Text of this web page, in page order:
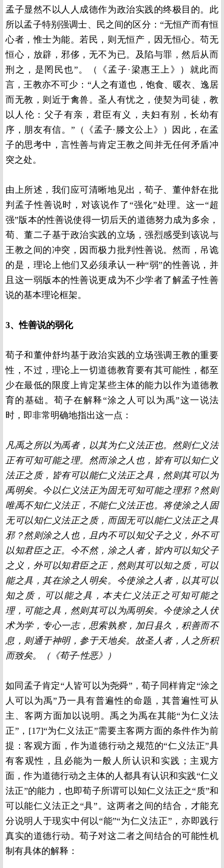
孟子显然不以人人成德作为政治实践的终极目的。此
所以孟子特别强调士、民之间的区分：“无恒产而有恒
心者，惟士为能。若民，则无恒产，因无恒心。苟无
恒心，放辟，邪侈，无不为已。及陷与罪，然后从而
刑之，是罔民也”。（《孟子·梁惠王上》）就此而
言，王教亦不可少：“人之有道也，饱食、暖衣、逸居
而无教，则近于禽兽。圣人有忧之，使契为司徒，教
以人伦：父子有亲，君臣有义，夫妇有别，长幼有
序，朋友有信。”（《孟子·滕文公上》）因此，在孟
子的思考中，言性善与肯定王教之间并无任何矛盾冲
突之处。
由上所述，我们应可清晰地见出，荀子、董仲舒在批
判孟子性善说时，对该说作了“强化”处理。这一“超
强”版本的性善说使得一切后天的道德努力成为多余，
荀、董二子基于政治实践的立场，强烈感受到该说与
王教之间的冲突，因而极力批判性善说。然而，吊诡
的是，理论上他们又必须承认一种“弱”的性善说，并
且这一弱版本的性善说更成为不少学者了解孟子性善
说的基本理论框架。
3、性善说的弱化
荀子和董仲舒均基于政治实践的立场强调王教的重要
性，不过，理论上一切道德教育要有其可能性，都至
少在最低的限度上肯定某些主体的能力以作为道德教
育的基础。荀子在解释“涂之人可以为禹”这一说法
时，即非常明确地指出这一点：
凡禹之所以为禹者，以其为仁义法正也。然则仁义法
正有可知可能之理。然而涂之人也，皆有可以知仁义
法正之质，皆有可以能仁义法正之具，然则其可以为
禹明矣。今以仁义法正为固无可知可能之理邪？然则
唯禹不知仁义法正，不能仁义法正也。将使涂之人固
无可以知仁义法正之质，而固无可以能仁义法正之具
邪？然则涂之人也，且内不可以知父子之义，外不可
以知君臣之正。今不然，涂之人者，皆内可以知父子
之义，外可以知君臣之正，然则其可以知之质，可以
能之具，其在涂之人明矣。今使涂之人者，以其可以
知之质，可以能之具，本夫仁义法正之可知可能之
理，可能之具，然则其可以为禹明矣。今使涂之人伏
术为学，专心一志，思索孰察，加日县久，积善而不
息，则通于神明，参于天地矣。故圣人者，人之所积
而致矣。（《荀子·性恶》）
如同孟子肯定“人皆可以为尧舜”，荀子同样肯定“涂之
人可以为禹”乃一具有普遍性的命题，其普遍性可从
主、客两方面加以说明。禹之为禹在其能“为仁义法
正”，[17]“为仁义法正”需要主客两方面的条件作为前
提：客观方面，作为道德行动之规范的“仁义法正”具
有客观性，且必能为一般人所认识和实践；主观方
面，作为道德行动之主体的人都具有认识和实践“仁义
法正”的能力，也即荀子所谓可以知仁义法正之“质”和
可以能仁义法正之“具”。这两者之间的结合，才能充
分说明人于现实中何以“能”“为仁义法正”，亦即践行
真实的道德行动。荀子对这二者之间结合的可能性机
制有具体的解释：